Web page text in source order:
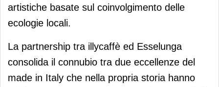
artistiche basate sul coinvolgimento delle
ecologie locali.
La partnership tra illycaffè ed Esselunga
consolida il connubio tra due eccellenze del
made in Italy che nella propria storia hanno